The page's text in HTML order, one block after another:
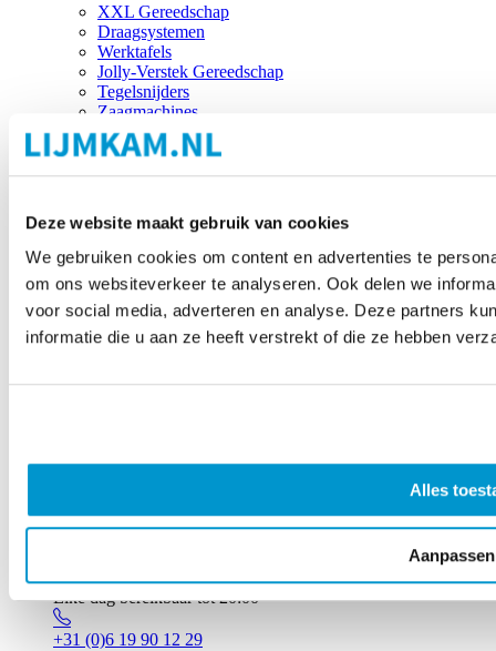
Deze website maakt gebruik van cookies
We gebruiken cookies om content en advertenties te
om ons websiteverkeer te analyseren. Ook delen we
voor social media, adverteren en analyse. Deze partners
informatie die u aan ze heeft verstrekt of die ze hebben
Alles
Aanpassen
XXL Gereedschap
Draagsystemen
Werktafels
Jolly-Verstek Gereedschap
Tegelsnijders
Zaagmachines
Merken
Elke dag bereikbaar tot 20:00
+31 (0)6 19 90 12 29